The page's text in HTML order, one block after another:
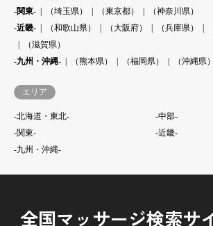
-関東-
（埼玉県） （東京都）
（神奈川県）
-近畿-
（和歌山県） （大阪府） （兵庫県）
（滋賀県）
-九州・沖縄-
（熊本県） （福岡県） （沖縄県）
エリア
-北海道・東北-
-中部-
-関東-
-近畿-
-九州・沖縄-
全国マッサージ検索サ